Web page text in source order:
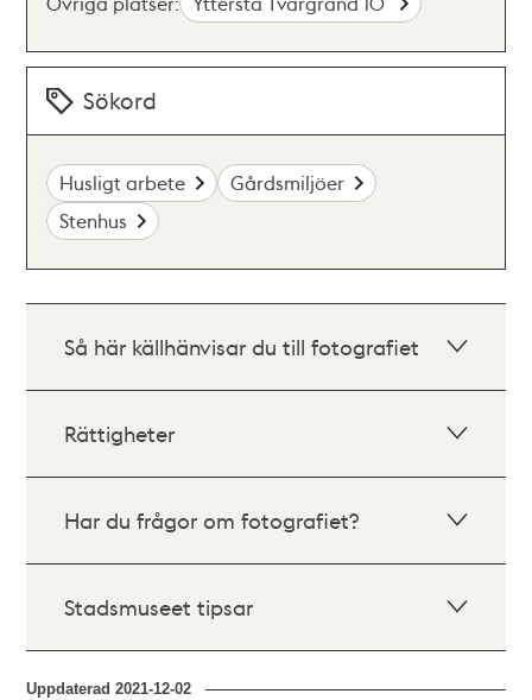
Sökord
Husligt arbete
Gårdsmiljöer
Stenhus
Så här källhänvisar du till fotografiet
Rättigheter
Har du frågor om fotografiet?
Stadsmuseet tipsar
Uppdaterad2021-12-02